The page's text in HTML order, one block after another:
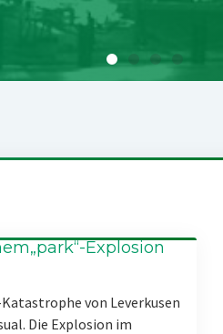
Explosion
von Leverkusen
Die Explosion im